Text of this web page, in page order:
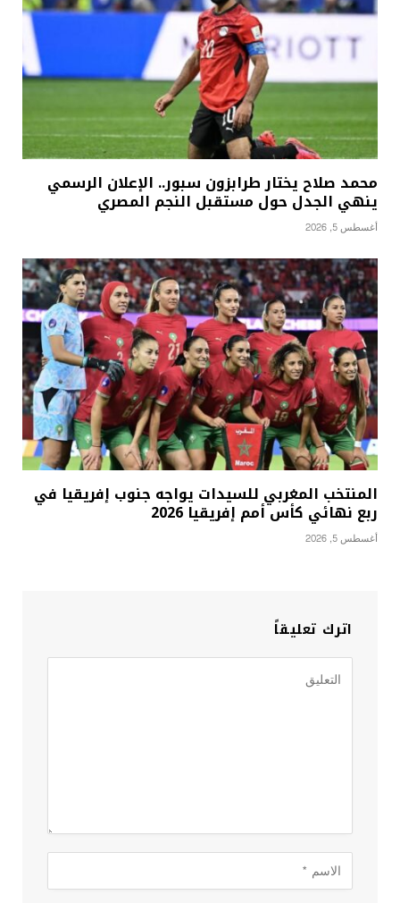
محمد صلاح يختار طرابزون سبور.. الإعلان الرسمي
ينهي الجدل حول مستقبل النجم المصري
أغسطس 5, 2026
المنتخب المغربي للسيدات يواجه جنوب إفريقيا في
ربع نهائي كأس أمم إفريقيا 2026
أغسطس 5, 2026
اترك تعليقاً